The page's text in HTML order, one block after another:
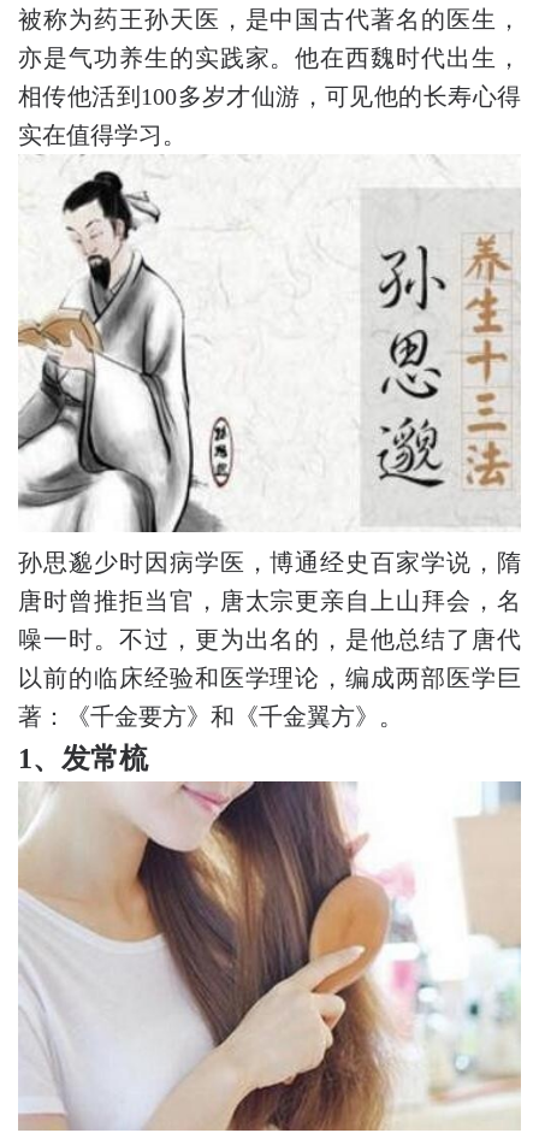
被称为药王孙天医，是中国古代著名的医生，
亦是气功养生的实践家。他在西魏时代出生，
相传他活到100多岁才仙游，可见他的长寿心得
实在值得学习。
孙思邈少时因病学医，博通经史百家学说，隋
唐时曾推拒当官，唐太宗更亲自上山拜会，名
噪一时。不过，更为出名的，是他总结了唐代
以前的临床经验和医学理论，编成两部医学巨
著：《千金要方》和《千金翼方》。
1、发常梳